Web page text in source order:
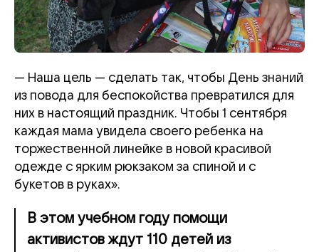
— Наша цель — сделать так, чтобы День знаний
из повода для беспокойства превратился для
них в настоящий праздник. Чтобы 1 сентября
каждая мама увидела своего ребенка на
торжественной линейке в новой красивой
одежде с ярким рюкзаком за спиной и с
букетов в руках».
В этом учебном году помощи
активистов ждут 110 детей из